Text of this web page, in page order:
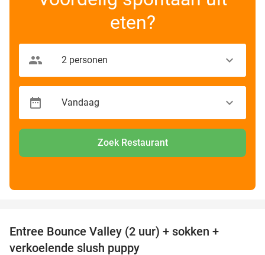
eten?
Zoek Restaurant
Entree Bounce Valley (2 uur) + sokken +
verkoelende slush puppy